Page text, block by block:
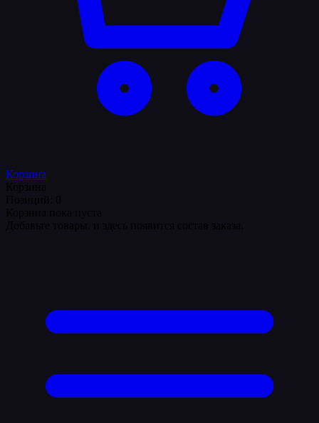
Корзина